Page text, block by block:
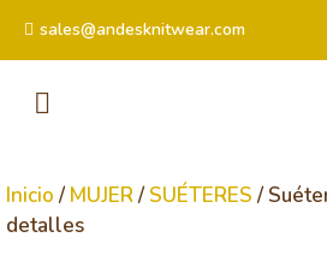
sales@andesknitwear.com
Inicio /MUJER/SUÉTERES /
detalles